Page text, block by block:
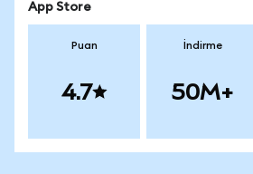
App Store
Puan
4.7
İndirme
50M+